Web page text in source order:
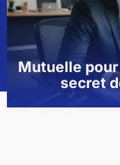
Mutuelle
secret